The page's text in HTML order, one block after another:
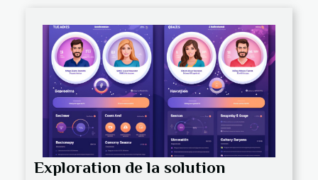
Exploration de la solution